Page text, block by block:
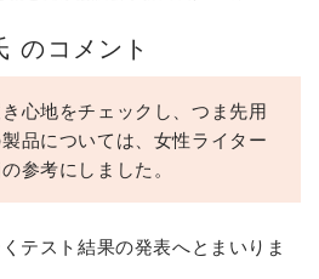
のコメント
心地をチェックし、つま先用
品については、女性ライター
参考にしました。
テスト結果の発表へとまいりま